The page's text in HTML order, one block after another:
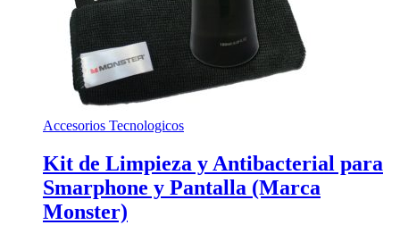
Accesorios Tecnologicos
Kit de Limpieza y Antibacterial para
Smarphone y Pantalla (Marca
Monster)